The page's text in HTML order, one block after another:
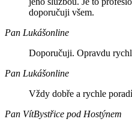
doporučuji všem.
Pan Lukášonline
Doporučuji. Opravdu
Pan Lukášonline
Vždy dobře a rychle
Pan VítBystřice pod Hostýnem